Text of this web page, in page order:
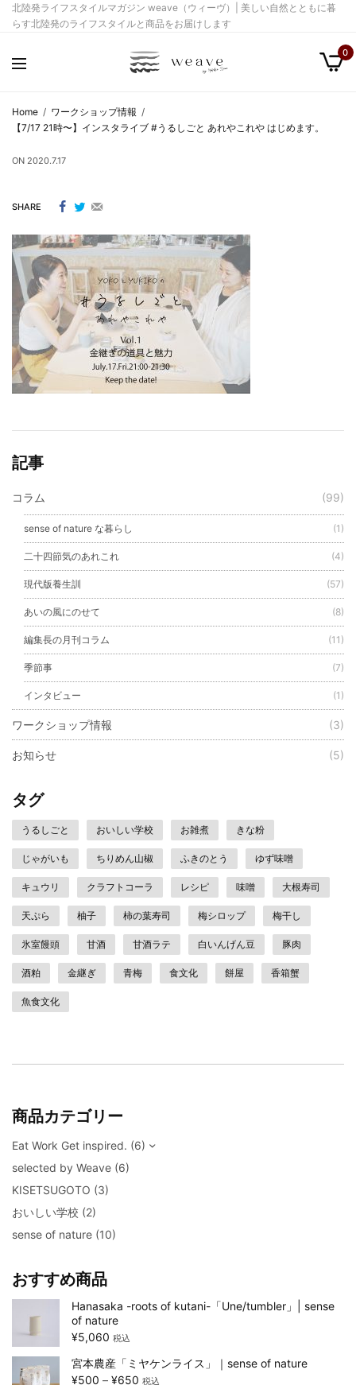
北陸発ライフスタイルマガジン weave（ウィーヴ）| 美しい自然とともに暮
らす北陸発のライフスタイルと商品をお届けします
0
Home
ワークショップ情報
【7/17 21時〜】インスタライブ #うるしごと あれやこれや はじめます。
ON 2020.7.17
SHARE
記事
コラム (99)
sense of nature な暮らし (1)
二十四節気のあれこれ (4)
現代版養生訓 (57)
あいの風にのせて (8)
編集長の月刊コラム (11)
季節事 (7)
インタビュー (1)
ワークショップ情報 (3)
お知らせ (5)
タグ
うるしごと おいしい学校 お雑煮 きな粉
じゃがいも ちりめん山椒 ふきのとう ゆず味噌
キュウリ クラフトコーラ レシピ 味噌 大根寿司
天ぷら 柚子 柿の葉寿司 梅シロップ 梅干し
氷室饅頭 甘酒 甘酒ラテ 白いんげん豆 豚肉
酒粕 金継ぎ 青梅 食文化 餅屋 香箱蟹
魚食文化
商品カテゴリー
Eat Work Get inspired. (6)
selected by Weave (6)
KISETSUGOTO (3)
おいしい学校 (2)
sense of nature (10)
おすすめ商品
Hanasaka -roots of kutani-「Une/tumbler」| sense
of nature
¥5,060 税込
宮本農産「ミヤケンライス」｜sense of nature
¥500 – ¥650 税込